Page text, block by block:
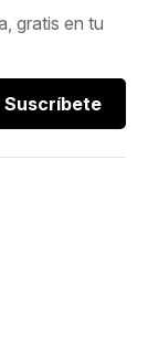
gratis en tu
Suscríbete